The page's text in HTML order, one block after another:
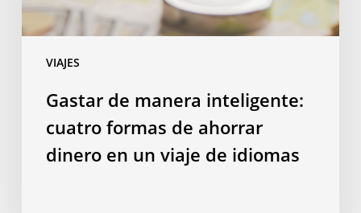
VIAJES
idiomasGastar de manera inteligente:
cuatro formas de ahorrar
dinero en un viaje de idiomas